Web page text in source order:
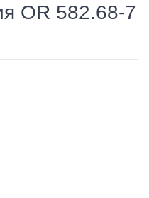
OR 582.68-7